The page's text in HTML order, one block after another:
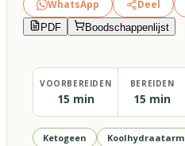
WhatsApp Deel
PDF Boodschappenlijst
VOORBEREIDEN
15 min
BEREIDEN
15 min
Ketogeen Koolhydraatarm